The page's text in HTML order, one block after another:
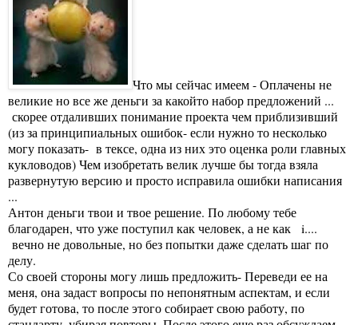
Что мы сейчас имеем - Оплачены не
великие но все же деньги за какойто набор предложений ...
скорее отдаливших понимание проекта чем приблизивший
(из за принципиальных ошибок- если нужно то несколько
могу показать- в тексе, одна из них это оценка роли главных
кукловодов) Чем изобретать велик лучше бы тогда взяла
развернутую версию и просто исправила ошибки написания
...
Антон деньги твои и твое решение. По любому тебе
благодарен, что уже поступил как человек, а не как i....
вечно не довольные, но без попытки даже сделать шаг по
делу.
Со своей стороны могу лишь предложить- Переведи ее на
меня, она задаст вопросы по непонятным аспектам, и если
будет готова, то после этого собирает свою работу, по